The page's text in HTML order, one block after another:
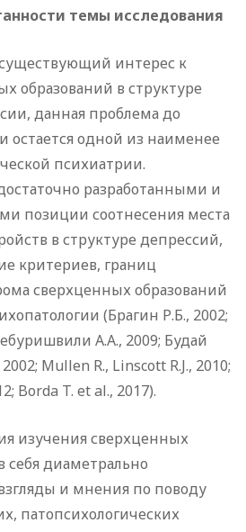
темы исследования
интерес к
образований в структуре
данная проблема до
остается одной из наименее
психиатрии.
разработанными и
позиции соотнесения места
в структуре депрессий,
критериев, границ
сверхценных образований
(Брагин Р.Б., 2002;
А.А., 2009; Будай
Mullen R., Linscott R.J., 2010;
Borda T. et al., 2017).
изучения сверхценных
диаметрально
и мнения по поводу
патопсихологических